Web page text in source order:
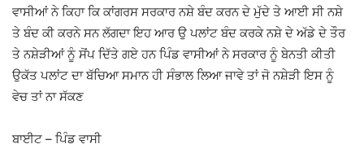
ਵਾਸੀਆਂ ਨੇ ਕਿਹਾ ਕਿ ਕਾਂਗਰਸ ਸਰਕਾਰ ਨਸ਼ੇ ਬੰਦ ਕਰਨ ਦੇ ਮੁੱਦੇ ਤੇ ਆਈ ਸੀ ਨਸ਼ੇ
ਤੇ ਬੰਦ ਕੀ ਕਰਨੇ ਸਨ ਲੱਗਦਾ ਇਹ ਆਰ ਉ ਪਲਾਂਟ ਬੰਦ ਕਰਕੇ ਨਸ਼ੇ ਦੇ ਅੱਡੇ ਦੇ ਤੌਰ
ਤੇ ਨਸ਼ੇੜੀਆਂ ਨੂੰ ਸੋਂਪ ਦਿੱਤੇ ਗਏ ਹਨ ਪਿੰਡ ਵਾਸੀਆਂ ਨੇ ਸਰਕਾਰ ਨੂੰ ਬੇਨਤੀ ਕੀਤੀ
ਉਕੱਤ ਪਲਾਂਟ ਦਾ ਬੱਚਿਆ ਸਮਾਨ ਹੀ ਸੰਭਾਲ ਲਿਆ ਜਾਵੇ ਤਾਂ ਜੋ ਨਸ਼ੇੜੀ ਇਸ ਨੂੰ
ਵੇਚ ਤਾਂ ਨਾ ਸੱਕਣ
ਬਾਈਟ – ਪਿੰਡ ਵਾਸੀ